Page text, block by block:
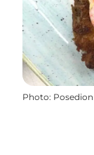
Photo: Posedion